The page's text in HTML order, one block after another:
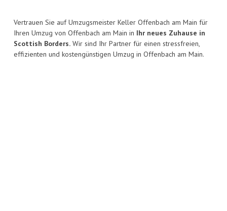
Vertrauen Sie auf Umzugsmeister Keller Offenbach am Main für
Ihren Umzug von Offenbach am Main in Ihr neues Zuhause in
Scottish Borders. Wir sind Ihr Partner für einen stressfreien,
effizienten und kostengünstigen Umzug in Offenbach am Main.